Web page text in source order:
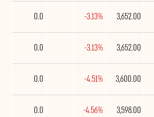
3,652.00
-3.13%
0.0
3,652.00
-3.13%
0.0
3,600.00
-4.51%
0.0
3,598.00
-4.56%
0.0